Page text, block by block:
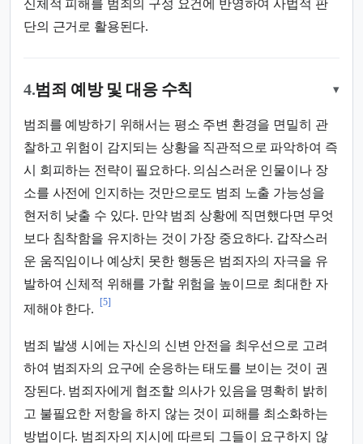
신체적 피해를 범죄의 구성 요건에 반영하여 사법적 판
단의 근거로 활용된다.
4.범죄 예방 및 대응 수칙 ▾
범죄를 예방하기 위해서는 평소 주변 환경을 면밀히 관
찰하고 위험이 감지되는 상황을 직관적으로 파악하여 즉
시 회피하는 전략이 필요하다. 의심스러운 인물이나 장
소를 사전에 인지하는 것만으로도 범죄 노출 가능성을
현저히 낮출 수 있다. 만약 범죄 상황에 직면했다면 무엇
보다 침착함을 유지하는 것이 가장 중요하다. 갑작스러
운 움직임이나 예상치 못한 행동은 범죄자의 자극을 유
발하여 신체적 위해를 가할 위험을 높이므로 최대한 자
제해야 한다.
[5]
범죄 발생 시에는 자신의 신변 안전을 최우선으로 고려
하여 범죄자의 요구에 순응하는 태도를 보이는 것이 권
장된다. 범죄자에게 협조할 의사가 있음을 명확히 밝히
고 불필요한 저항을 하지 않는 것이 피해를 최소화하는
방법이다. 범죄자의 지시에 따르되 그들이 요구하지 않